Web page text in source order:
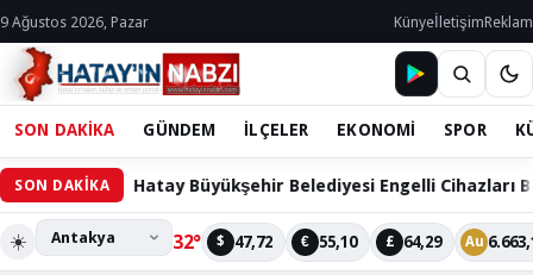
9 Ağustos 2026, Pazar KünyeİletişimReklam
SON DAKİKA GÜNDEM İLÇELER EKONOMİ SPOR
SON DAKİKA
Hatay Büyükşehir Belediyesi Engelli Cihazları Bakım ve
☀️ 32° $ 47,72 € 55,10 £ 64,29 Au
GENEL
Arsuz
Belediyesi